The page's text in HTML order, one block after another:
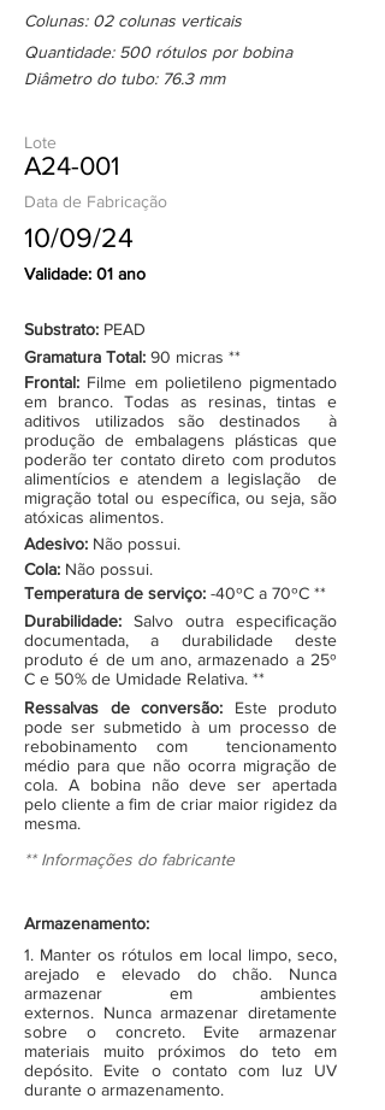
Colunas: 02 colunas verticais
Quantidade: 500 rótulos por bobina
Diâmetro do tubo: 76.3 mm
Lote
A24-001
Data de Fabricação
10/09/24
Validade: 01 ano
Substrato: PEAD
Gramatura Total: 90 micras **
Frontal: Filme em polietileno pigmentado
em branco. Todas as resinas, tintas e
aditivos utilizados são destinados à
produção de embalagens plásticas que
poderão ter contato direto com produtos
alimentícios e atendem a legislação de
migração total ou específica, ou seja, são
atóxicas alimentos.
Adesivo: Não possui.
Cola: Não possui.
Temperatura de serviço: -40ºC a 70ºC **
Durabilidade: Salvo outra especificação
documentada, a durabilidade deste
produto é de um ano, armazenado a 25º
C e 50% de Umidade Relativa. **
Ressalvas de conversão: Este produto
pode ser submetido à um processo de
rebobinamento com tencionamento
médio para que não ocorra migração de
cola. A bobina não deve ser apertada
pelo cliente a fim de criar maior rigidez da
mesma.
** Informações do fabricante
Armazenamento:
1. Manter os rótulos em local limpo, seco,
arejado e elevado do chão. Nunca
armazenar em ambientes
externos. Nunca armazenar diretamente
sobre o concreto. Evite armazenar
materiais muito próximos do teto em
depósito. Evite o contato com luz UV
durante o armazenamento.